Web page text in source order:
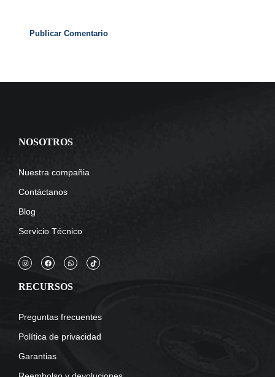
NOSOTROS
Nuestra compañia
Contáctanos
Blog
Servicio Técnico
RECURSOS
Preguntas frecuentes
Política de privacidad
Garantias